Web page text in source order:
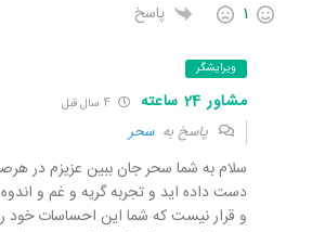
1 پاسخ
ویرایشگر
مشاور 24 ساعته 4 سال قبل
پاسخ بهسحر
سلام به شما سحر جان ببین عزیزم در
دست داده اید و تجربه گریه و غم و
و قرار نیست که شما این احساسات خود